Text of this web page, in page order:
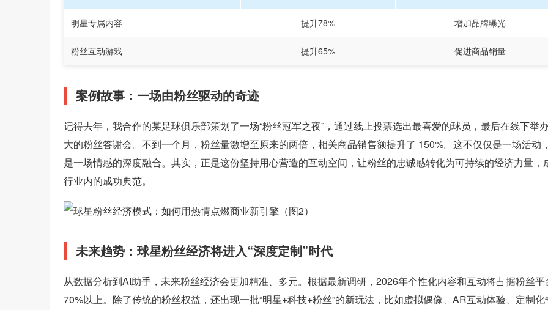
明星专属内容 提升78% 增加品牌曝光
粉丝互动游戏 提升65% 促进商品销量
案例故事：一场由粉丝驱动的奇迹
记得去年，我合作的某足球俱乐部策划了一场“粉丝冠军之夜”，通过线上投票选出最喜爱的球员，最后在线下举
大的粉丝答谢会。不到一个月，粉丝量激增至原来的两倍，相关商品销售额提升了 150%。这不仅仅是一场活动
是一场情感的深度融合。其实，正是这份坚持用心营造的互动空间，让粉丝的忠诚感转化为可持续的经济力量，
行业内的成功典范。
未来趋势：球星粉丝经济将进入“深度定制”时代
从数据分析到AI助手，未来粉丝经济会更加精准、多元。根据最新调研，2026年个性化内容和互动将占据粉丝平
70%以上。除了传统的粉丝权益，还出现一批“明星+科技+粉丝”的新玩法，比如虚拟偶像、AR互动体验、定制化